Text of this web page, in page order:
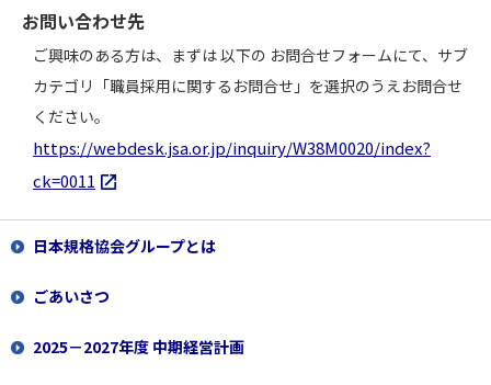
お問い合わせ先
ご興味のある方は、まずは 以下の お問合せフォームにて、サブ
カテゴリ「職員採⽤に関するお問合せ」を選択のうえお問合せ
ください。
https://webdesk.jsa.or.jp/inquiry/W38M0020/index?
ck=0011
日本規格協会グループとは
ごあいさつ
2025－2027年度 中期経営計画